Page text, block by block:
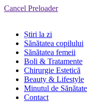
Cancel Preloader
Știri la zi
Sănătatea copilului
Sănătatea femeii
Boli & Tratamente
Chirurgie Estetică
Beauty & Lifestyle
Minutul de Sănătate
Contact